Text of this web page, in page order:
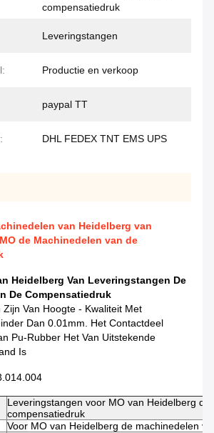
compensatiedruk
Leveringstangen
Productie en verkoop
paypal TT
DHL FEDEX TNT EMS UPS
van Heidelberg van
de Machinedelen van de
Heidelberg Van Leveringstangen De
De Compensatiedruk
Zijn Van Hoogte - Kwaliteit Met
Dan 0.01mm. Het Contactdeel
Pu-Rubber Het Van Uitstekende
Is
Leveringstangen voor MO van Heidelberg
compensatiedruk
Voor MO van Heidelberg de machinedelen